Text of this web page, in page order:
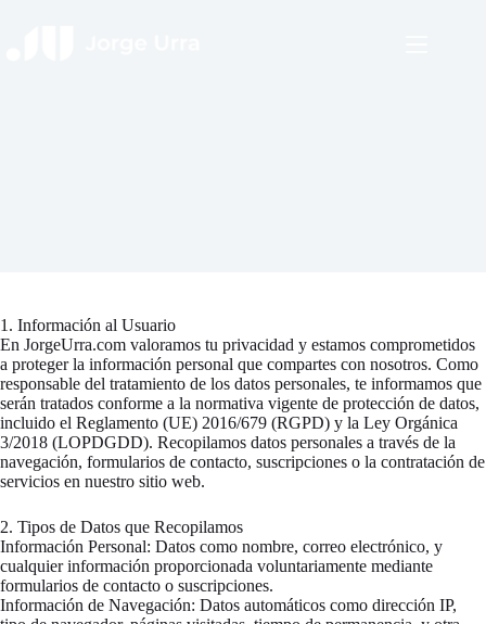
1. Información al Usuario
En JorgeUrra.com valoramos tu privacidad y estamos comprometidos
a proteger la información personal que compartes con nosotros. Como
responsable del tratamiento de los datos personales, te informamos que
serán tratados conforme a la normativa vigente de protección de datos,
incluido el Reglamento (UE) 2016/679 (RGPD) y la Ley Orgánica
3/2018 (LOPDGDD). Recopilamos datos personales a través de la
navegación, formularios de contacto, suscripciones o la contratación de
servicios en nuestro sitio web.
2. Tipos de Datos que Recopilamos
Información Personal: Datos como nombre, correo electrónico, y
cualquier información proporcionada voluntariamente mediante
formularios de contacto o suscripciones.
Información de Navegación: Datos automáticos como dirección IP,